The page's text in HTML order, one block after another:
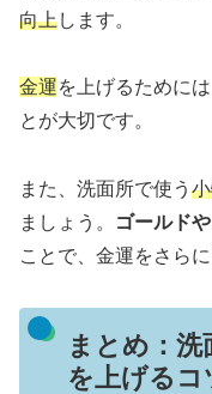
向上します。
金運を上げるために
とが大切です。
また、洗面所で使う
ましょう。
ゴールド
ことで、金運をさら
まとめ：
を上げるコ